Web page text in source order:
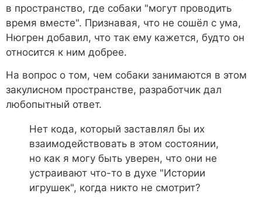
в пространство, где собаки "могут проводить
время вместе". Признавая, что не сошёл с ума,
Нюгрен добавил, что так ему кажется, будто он
относится к ним добрее.
На вопрос о том, чем собаки занимаются в этом
закулисном пространстве, разработчик дал
любопытный ответ.
Нет кода, который заставлял бы их
взаимодействовать в этом состоянии,
но как я могу быть уверен, что они не
устраивают что-то в духе "Истории
игрушек", когда никто не смотрит?